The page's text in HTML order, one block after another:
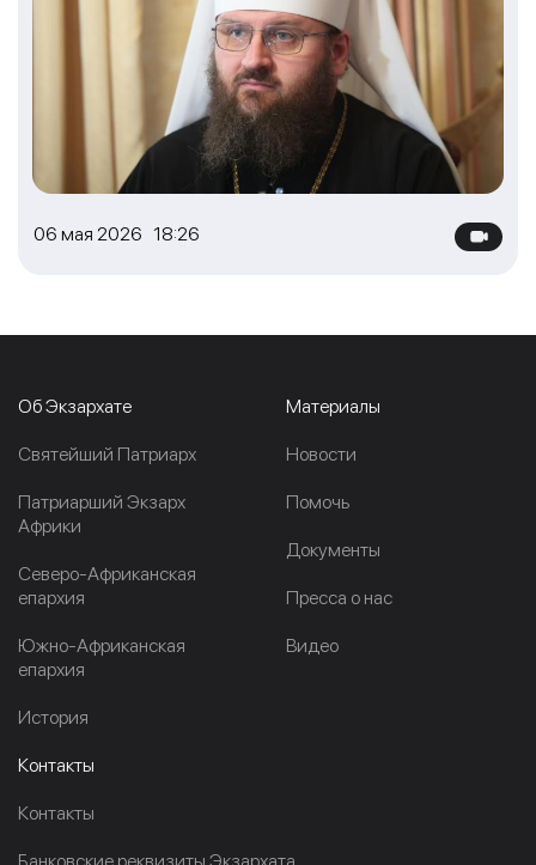
06 мая 2026 18:26
Об Экзархате
Cвятейший Патриарх
Патриарший Экзарх
Африки
Северо-Африканская
епархия
Южно-Африканская
епархия
История
Материалы
Новости
Помочь
Документы
Пресса о нас
Видео
Контакты
Контакты